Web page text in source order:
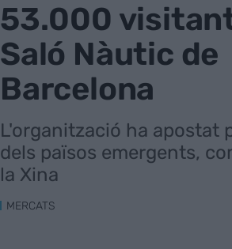
53.000
Saló Nàutic de
Barcelona
L'organització ha apostat
dels països emergents,
la Xina
MERCATS